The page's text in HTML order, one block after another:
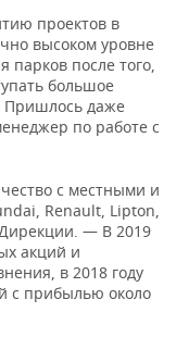
проектов в
высоком уровне
после того,
большое
Пришлось даже
по работе с
с местными и
Renault, Lipton,
— В 2019
акций и
в 2018 году
с прибылью около